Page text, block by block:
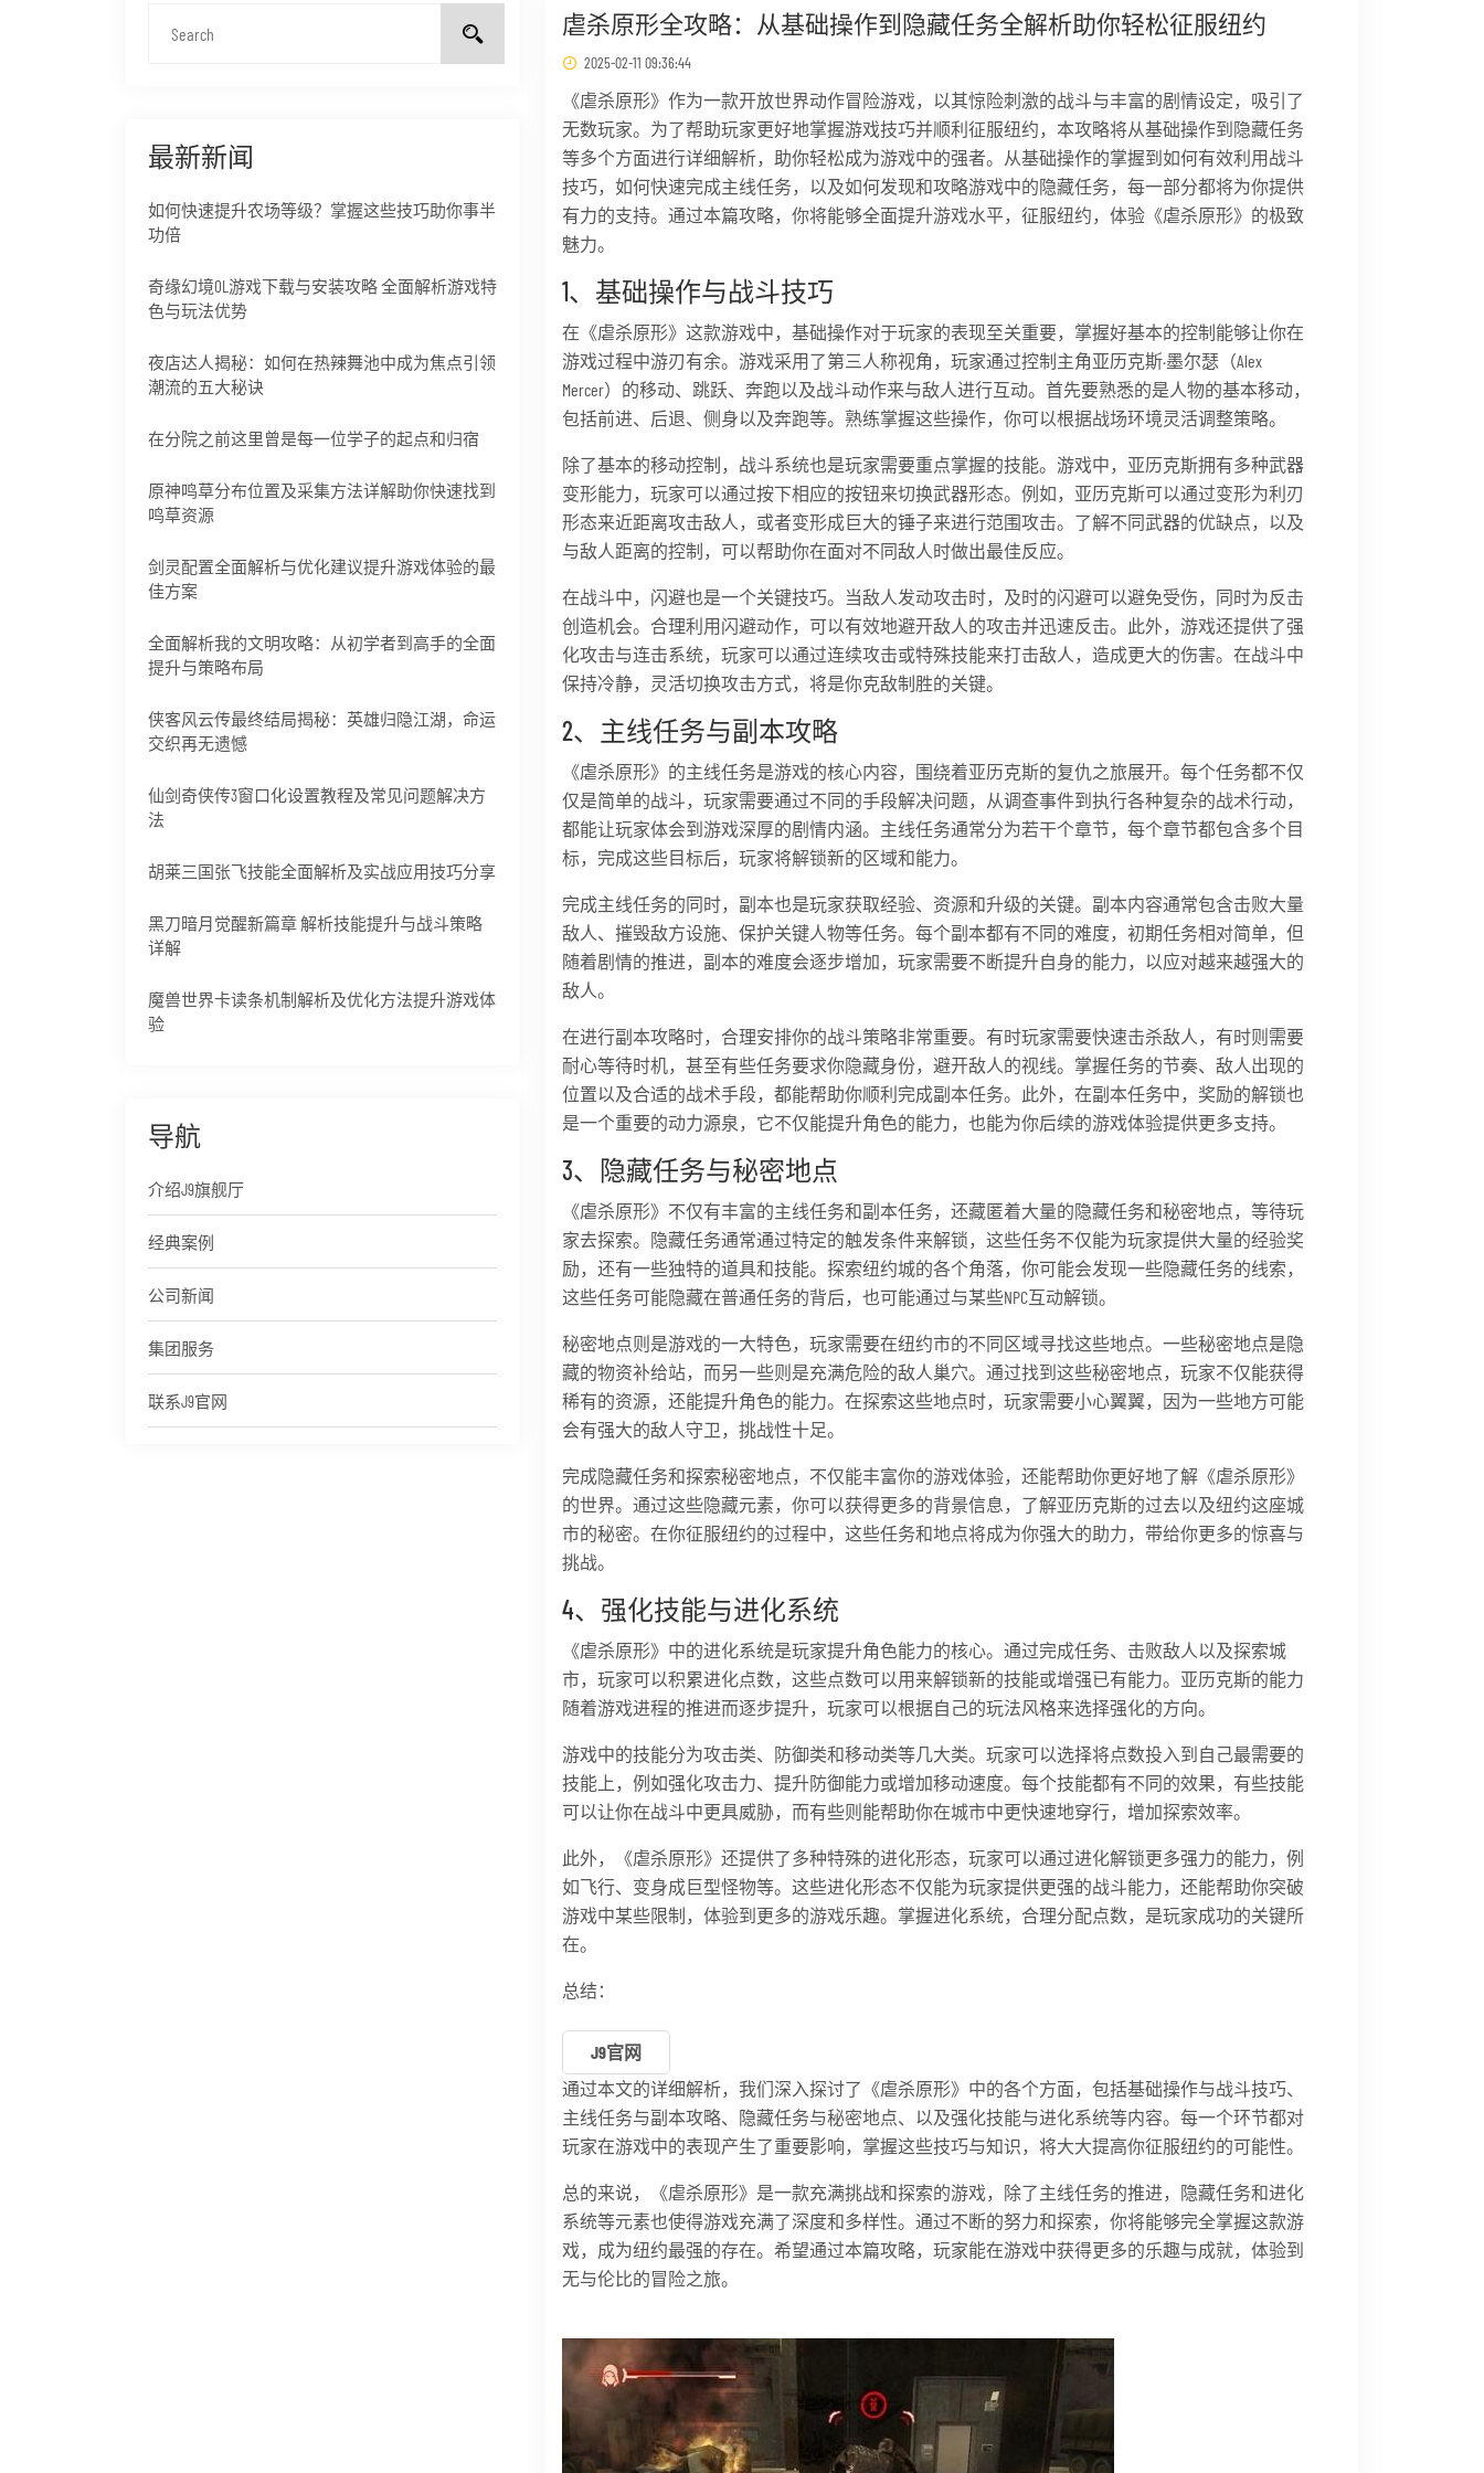
最新新闻
如何快速提升农场等级？掌握这些技巧助你事半
功倍
奇缘幻境OL游戏下载与安装攻略 全面解析游戏特
色与玩法优势
夜店达人揭秘：如何在热辣舞池中成为焦点引领
潮流的五大秘诀
在分院之前这里曾是每一位学子的起点和归宿
原神鸣草分布位置及采集方法详解助你快速找到
鸣草资源
剑灵配置全面解析与优化建议提升游戏体验的最
佳方案
全面解析我的文明攻略：从初学者到高手的全面
提升与策略布局
侠客风云传最终结局揭秘：英雄归隐江湖，命运
交织再无遗憾
仙剑奇侠传3窗口化设置教程及常见问题解决方
法
胡莱三国张飞技能全面解析及实战应用技巧分享
黑刀暗月觉醒新篇章 解析技能提升与战斗策略
详解
魔兽世界卡读条机制解析及优化方法提升游戏体
验
导航
介绍J9旗舰厅
经典案例
公司新闻
集团服务
联系J9官网
虐杀原形全攻略：从基础操作到隐藏任务全解析助你轻松征服纽约
2025-02-11 09:36:44
《虐杀原形》作为一款开放世界动作冒险游戏，以其惊险刺激的战斗与丰富的剧情设定，吸引了
无数玩家。为了帮助玩家更好地掌握游戏技巧并顺利征服纽约，本攻略将从基础操作到隐藏任务
等多个方面进行详细解析，助你轻松成为游戏中的强者。从基础操作的掌握到如何有效利用战斗
技巧，如何快速完成主线任务，以及如何发现和攻略游戏中的隐藏任务，每一部分都将为你提供
有力的支持。通过本篇攻略，你将能够全面提升游戏水平，征服纽约，体验《虐杀原形》的极致
魅力。
1、基础操作与战斗技巧
在《虐杀原形》这款游戏中，基础操作对于玩家的表现至关重要，掌握好基本的控制能够让你在
游戏过程中游刃有余。游戏采用了第三人称视角，玩家通过控制主角亚历克斯·墨尔瑟（Alex
Mercer）的移动、跳跃、奔跑以及战斗动作来与敌人进行互动。首先要熟悉的是人物的基本移动，
包括前进、后退、侧身以及奔跑等。熟练掌握这些操作，你可以根据战场环境灵活调整策略。
除了基本的移动控制，战斗系统也是玩家需要重点掌握的技能。游戏中，亚历克斯拥有多种武器
变形能力，玩家可以通过按下相应的按钮来切换武器形态。例如，亚历克斯可以通过变形为利刃
形态来近距离攻击敌人，或者变形成巨大的锤子来进行范围攻击。了解不同武器的优缺点，以及
与敌人距离的控制，可以帮助你在面对不同敌人时做出最佳反应。
在战斗中，闪避也是一个关键技巧。当敌人发动攻击时，及时的闪避可以避免受伤，同时为反击
创造机会。合理利用闪避动作，可以有效地避开敌人的攻击并迅速反击。此外，游戏还提供了强
化攻击与连击系统，玩家可以通过连续攻击或特殊技能来打击敌人，造成更大的伤害。在战斗中
保持冷静，灵活切换攻击方式，将是你克敌制胜的关键。
2、主线任务与副本攻略
《虐杀原形》的主线任务是游戏的核心内容，围绕着亚历克斯的复仇之旅展开。每个任务都不仅
仅是简单的战斗，玩家需要通过不同的手段解决问题，从调查事件到执行各种复杂的战术行动，
都能让玩家体会到游戏深厚的剧情内涵。主线任务通常分为若干个章节，每个章节都包含多个目
标，完成这些目标后，玩家将解锁新的区域和能力。
完成主线任务的同时，副本也是玩家获取经验、资源和升级的关键。副本内容通常包含击败大量
敌人、摧毁敌方设施、保护关键人物等任务。每个副本都有不同的难度，初期任务相对简单，但
随着剧情的推进，副本的难度会逐步增加，玩家需要不断提升自身的能力，以应对越来越强大的
敌人。
在进行副本攻略时，合理安排你的战斗策略非常重要。有时玩家需要快速击杀敌人，有时则需要
耐心等待时机，甚至有些任务要求你隐藏身份，避开敌人的视线。掌握任务的节奏、敌人出现的
位置以及合适的战术手段，都能帮助你顺利完成副本任务。此外，在副本任务中，奖励的解锁也
是一个重要的动力源泉，它不仅能提升角色的能力，也能为你后续的游戏体验提供更多支持。
3、隐藏任务与秘密地点
《虐杀原形》不仅有丰富的主线任务和副本任务，还藏匿着大量的隐藏任务和秘密地点，等待玩
家去探索。隐藏任务通常通过特定的触发条件来解锁，这些任务不仅能为玩家提供大量的经验奖
励，还有一些独特的道具和技能。探索纽约城的各个角落，你可能会发现一些隐藏任务的线索，
这些任务可能隐藏在普通任务的背后，也可能通过与某些NPC互动解锁。
秘密地点则是游戏的一大特色，玩家需要在纽约市的不同区域寻找这些地点。一些秘密地点是隐
藏的物资补给站，而另一些则是充满危险的敌人巢穴。通过找到这些秘密地点，玩家不仅能获得
稀有的资源，还能提升角色的能力。在探索这些地点时，玩家需要小心翼翼，因为一些地方可能
会有强大的敌人守卫，挑战性十足。
完成隐藏任务和探索秘密地点，不仅能丰富你的游戏体验，还能帮助你更好地了解《虐杀原形》
的世界。通过这些隐藏元素，你可以获得更多的背景信息，了解亚历克斯的过去以及纽约这座城
市的秘密。在你征服纽约的过程中，这些任务和地点将成为你强大的助力，带给你更多的惊喜与
挑战。
4、强化技能与进化系统
《虐杀原形》中的进化系统是玩家提升角色能力的核心。通过完成任务、击败敌人以及探索城
市，玩家可以积累进化点数，这些点数可以用来解锁新的技能或增强已有能力。亚历克斯的能力
随着游戏进程的推进而逐步提升，玩家可以根据自己的玩法风格来选择强化的方向。
游戏中的技能分为攻击类、防御类和移动类等几大类。玩家可以选择将点数投入到自己最需要的
技能上，例如强化攻击力、提升防御能力或增加移动速度。每个技能都有不同的效果，有些技能
可以让你在战斗中更具威胁，而有些则能帮助你在城市中更快速地穿行，增加探索效率。
此外，《虐杀原形》还提供了多种特殊的进化形态，玩家可以通过进化解锁更多强力的能力，例
如飞行、变身成巨型怪物等。这些进化形态不仅能为玩家提供更强的战斗能力，还能帮助你突破
游戏中某些限制，体验到更多的游戏乐趣。掌握进化系统，合理分配点数，是玩家成功的关键所
在。
总结：
J9官网
通过本文的详细解析，我们深入探讨了《虐杀原形》中的各个方面，包括基础操作与战斗技巧、
主线任务与副本攻略、隐藏任务与秘密地点、以及强化技能与进化系统等内容。每一个环节都对
玩家在游戏中的表现产生了重要影响，掌握这些技巧与知识，将大大提高你征服纽约的可能性。
总的来说，《虐杀原形》是一款充满挑战和探索的游戏，除了主线任务的推进，隐藏任务和进化
系统等元素也使得游戏充满了深度和多样性。通过不断的努力和探索，你将能够完全掌握这款游
戏，成为纽约最强的存在。希望通过本篇攻略，玩家能在游戏中获得更多的乐趣与成就，体验到
无与伦比的冒险之旅。